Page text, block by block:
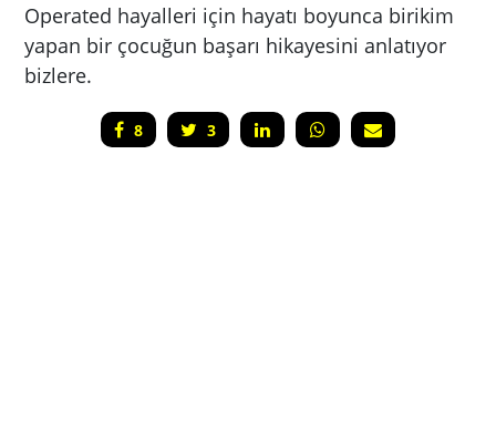
Operated hayalleri için hayatı boyunca birikim
yapan bir çocuğun başarı hikayesini anlatıyor
bizlere.
8 3